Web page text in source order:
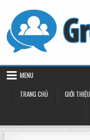
content
MENU
TRANG CHỦ
GIỚI THIỆU